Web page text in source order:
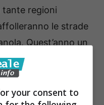
tante regioni
le strade
Quest’anno un
alla
si preannuncia
per avere un
your consent to